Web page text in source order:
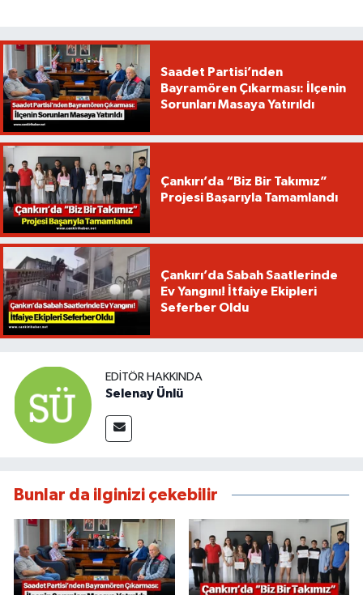
Saadet Partisi’nden
Bayramören Çıkarması: İlçenin
Sorunları Masaya Yatırıldı
Çankırı’da “Biz Bir Takımız”
Projesi Başarıyla Tamamlandı
Çankırı’da Sabah Saatlerinde
Ev Yangını! İtfaiye Ekipleri
Seferber Oldu
EDITÖR HAKKINDA
Selenay Ünlü
Bunlar da ilginizi çekebilir